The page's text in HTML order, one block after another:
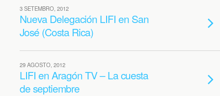
3 SETEMBRO, 2012
Nueva Delegación LIFI en San
José (Costa Rica)
29 AGOSTO, 2012
LIFI en Aragón TV – La cuesta
de septiembre